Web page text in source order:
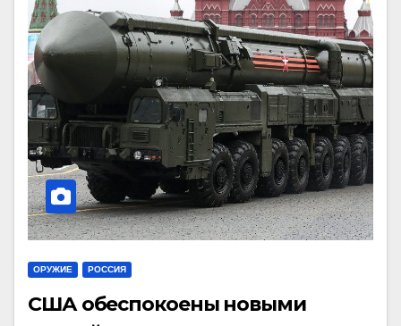
ОРУЖИЕ РОССИЯ
США обеспокоены новыми